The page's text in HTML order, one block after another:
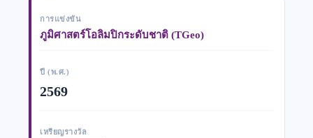
การแข่งขัน
ภูมิศาสตร์โอลิมปิกระดับชาติ (TGeo)
ปี (พ.ศ.)
2569
เหรียญรางวัล